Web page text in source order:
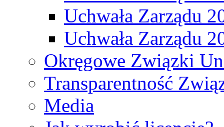
Uchwała Zarządu
Uchwała Zarządu
Okręgowe Związki
Transparentność
Media